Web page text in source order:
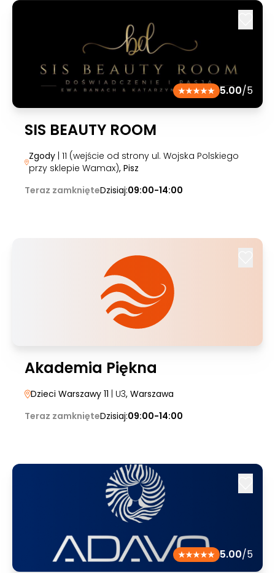
5.00/5
SIS BEAUTY ROOM
Zgody| 11 (wejście od strony ul. Wojska Polskiego
przy sklepie Wamax), Pisz
Teraz zamknięteDzisiaj:09:00-14:00
Akademia Piękna
Dzieci Warszawy 11 | U3, Warszawa
Teraz zamknięteDzisiaj:09:00-14:00
5.00/5